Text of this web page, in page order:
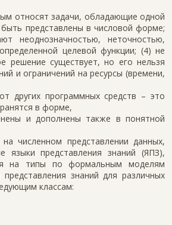
относят задачи, обладающие одной
представлены в числовой форме;
неоднозначностью, неточностью,
целевой функции; (4) не
решение существует, но его нельзя
и ограничений на ресурсы (времени,
других программных средств – это
в форме,
и дополнены также в понятной
численном представлении данных,
языки представления знаний (ЯПЗ),
на типы по формальным моделям
знаний для различных
классам: